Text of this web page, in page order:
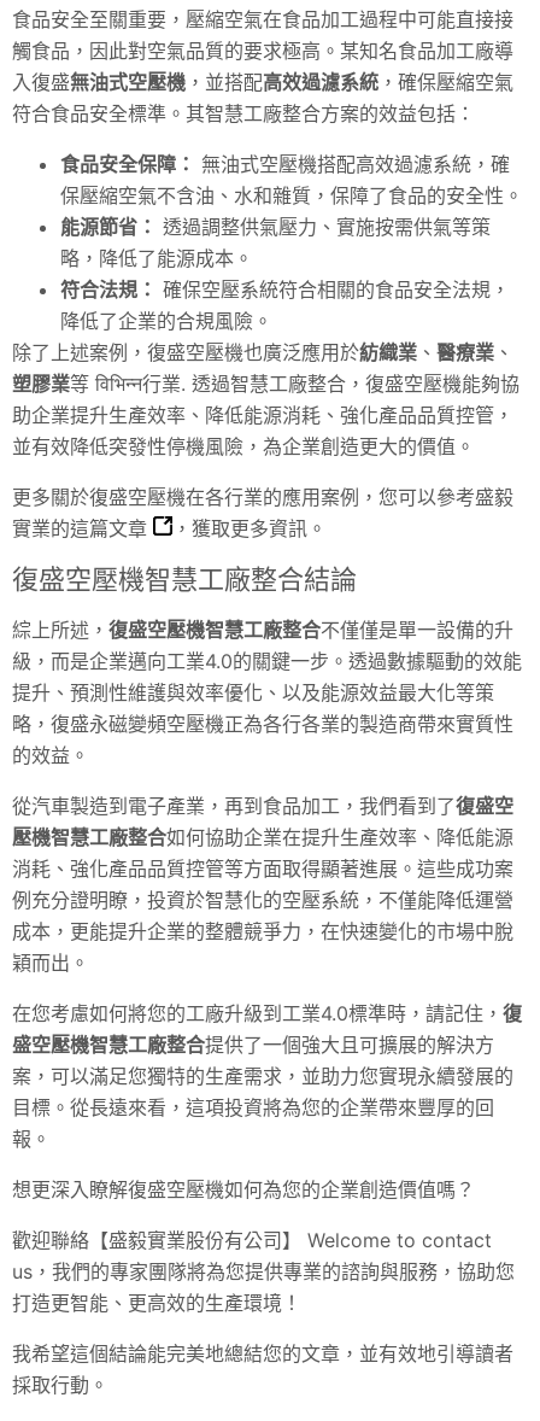
食品安全至關重要，壓縮空氣在食品加工過程中可能直接接
觸食品，因此對空氣品質的要求極高。某知名食品加工廠導
入復盛無油式空壓機 ，並搭配高效過濾系統 ，確保壓縮空氣
符合食品安全標準。其智慧工廠整合方案的效益包括：
食品安全保障： 無油式空壓機搭配高效過濾系統，確
保壓縮空氣不含油、水和雜質，保障了食品的安全性。
能源節省： 透過調整供氣壓力、實施按需供氣等策
略，降低了能源成本。
符合法規： 確保空壓系統符合相關的食品安全法規，
降低了企業的合規風險。
除了上述案例，復盛空壓機也廣泛應用於紡織業 、 醫療業 、
塑膠業等 विभिन्न行業. 透過智慧工廠整合，復盛空壓機能夠協
助企業提升生產效率、降低能源消耗、強化產品品質控管，
並有效降低突發性停機風險，為企業創造更大的價值。
更多關於復盛空壓機在各行業的應用案例，您可以參考盛毅
實業的這篇文章 ，獲取更多資訊。
復盛空壓機智慧工廠整合結論
綜上所述， 復盛空壓機智慧工廠整合不僅僅是單一設備的升
級，而是企業邁向工業4.0的關鍵一步。透過數據驅動的效能
提升、預測性維護與效率優化、以及能源效益最大化等策
略，復盛永磁變頻空壓機正為各行各業的製造商帶來實質性
的效益。
從汽車製造到電子產業，再到食品加工，我們看到了復盛空
壓機智慧工廠整合如何協助企業在提升生產效率、降低能源
消耗、強化產品品質控管等方面取得顯著進展。這些成功案
例充分證明瞭，投資於智慧化的空壓系統，不僅能降低運營
成本，更能提升企業的整體競爭力，在快速變化的市場中脫
穎而出。
在您考慮如何將您的工廠升級到工業4.0標準時，請記住， 復
盛空壓機智慧工廠整合提供了一個強大且可擴展的解決方
案，可以滿足您獨特的生產需求，並助力您實現永續發展的
目標。從長遠來看，這項投資將為您的企業帶來豐厚的回
報。
想更深入瞭解復盛空壓機如何為您的企業創造價值嗎？
歡迎聯絡【盛毅實業股份有公司】 Welcome to contact
us，我們的專家團隊將為您提供專業的諮詢與服務，協助您
打造更智能、更高效的生產環境！
我希望這個結論能完美地總結您的文章，並有效地引導讀者
採取行動。